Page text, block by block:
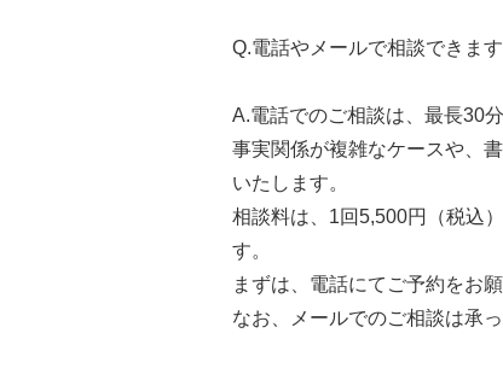
Q.電話やメールで相談できます
A.電話でのご相談は、最長30
事実関係が複雑なケースや、
いたします。
相談料は、1回5,500円（税込
す。
まずは、電話にてご予約をお
なお、メールでのご相談は承っ